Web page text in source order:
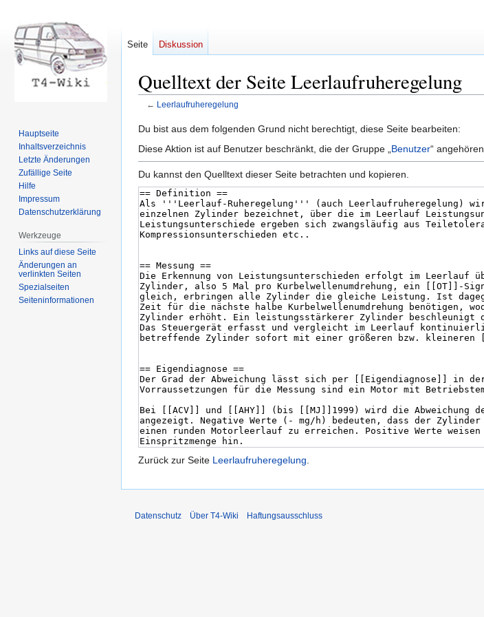
Quelltext der Seite Leerlaufruheregelung
← Leerlaufruheregelung
Zur
Navigation
Zur
Suche
Du bist aus dem folgenden Grund nicht berechtigt, diese Seite bearbeiten:
Diese Aktion ist auf Benutzer beschränkt, die der Gruppe „ Benutzer“ angehören.
Du kannst den Quelltext dieser Seite betrachten und kopieren.
Zurück zur Seite Leerlaufruheregelung.
Seite Diskussion
Hauptseite
Inhaltsverzeichnis
Letzte Änderungen
Zufällige Seite
Hilfe
Impressum
Datenschutzerklärung
Werkzeuge
Links auf diese Seite
Änderungen an
verlinkten Seiten
Spezialseiten
Seiten­informationen
Datenschutz Über T4-Wiki Haftungsausschluss